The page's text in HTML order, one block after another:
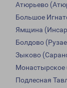
Атюрьево
Большое
Ямщина
Болдово
Зыково
Монастырское
Подлесная